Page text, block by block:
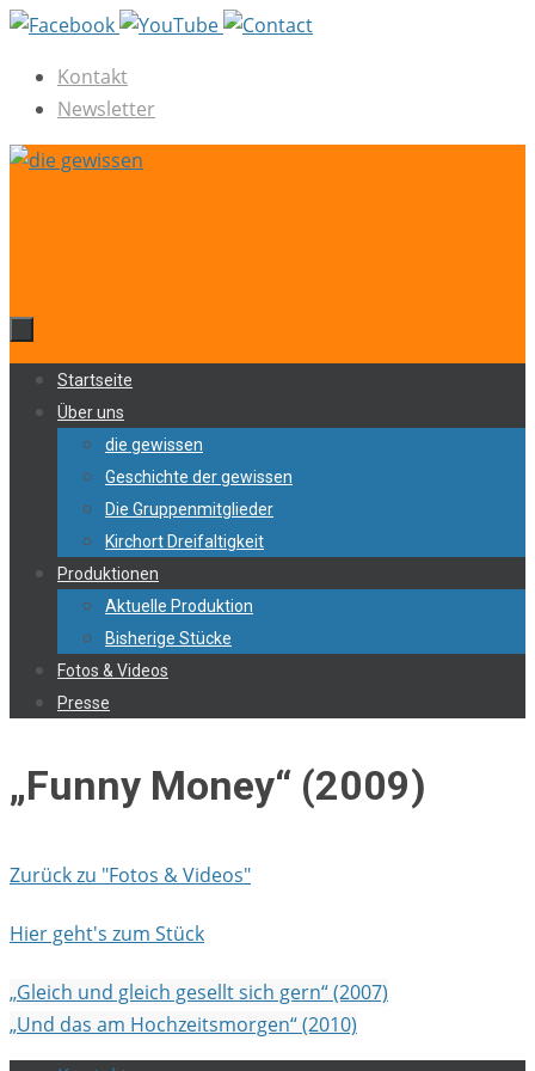
Zum
springenKontakt
Newsletter
Zum
Inhalt
springen
Startseite
Über uns
die gewissen
Geschichte der gewissen
Die Gruppenmitglieder
Kirchort Dreifaltigkeit
Produktionen
Aktuelle Produktion
Bisherige Stücke
Fotos & Videos
Presse
„Funny Money“ (2009)
Zurück zu "Fotos & Videos"
Hier geht's zum Stück
„Gleich und gleich gesellt sich gern“ (2007)
„Und das am Hochzeitsmorgen“ (2010)